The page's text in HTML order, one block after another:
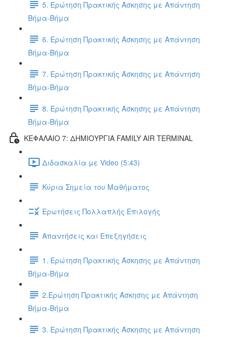
5. Ερώτηση Πρακτικής Άσκησης με Απάντηση
Βήμα-Βήμα
6. Ερώτηση Πρακτικής Άσκησης με Απάντηση
Βήμα-Βήμα
7. Ερώτηση Πρακτικής Άσκησης με Απάντηση
Βήμα-Βήμα
8. Ερώτηση Πρακτικής Άσκησης με Απάντηση
Βήμα-Βήμα
ΚΕΦΑΛΑΙΟ 7: ΔΗΜΙΟΥΡΓΙΑ FAMILY AIR TERMINAL
Διδασκαλία με Video (5:43)
Κύρια Σημεία του Μαθήματος
Ερωτήσεις Πολλαπλής Επιλογής
Απαντήσεις και Επεξηγήσεις
1. Ερώτηση Πρακτικής Άσκησης με Απάντηση
Βήμα-Βήμα
2.Ερώτηση Πρακτικής Άσκησης με Απάντηση
Βήμα-Βήμα
3. Ερώτηση Πρακτικής Άσκησης με Απάντηση